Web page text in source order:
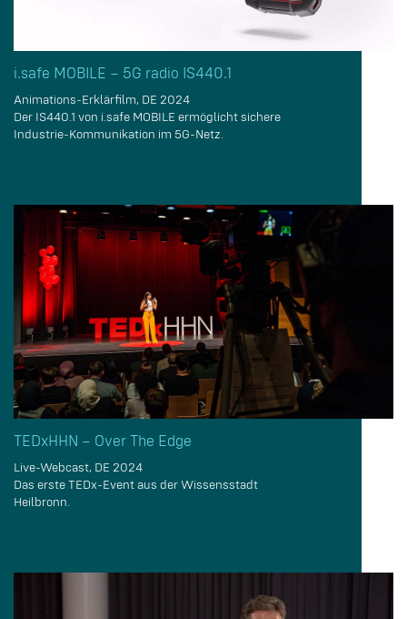
i.safe MOBILE – 5G radio IS440.1
Animations-Erklärfilm, DE 2024
Der IS440.1 von i.safe MOBILE ermöglicht sichere
Industrie-Kommunikation im 5G-Netz.
TEDxHHN – Over The Edge
Live-Webcast, DE 2024
Das erste TEDx-Event aus der Wissensstadt
Heilbronn.